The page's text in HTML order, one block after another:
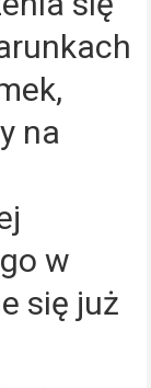
na
w
się już